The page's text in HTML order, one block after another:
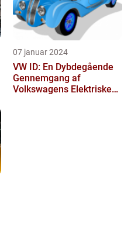
07 januar 2024
VW ID: En Dybdegående
Gennemgang af
Volkswagens Elektriske